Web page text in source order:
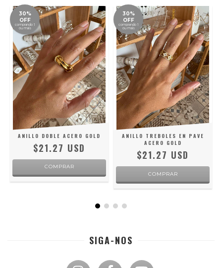
30%
OFF
comprando 1
ou mais
ANILLO DOBLE ACERO GOLD
$21.27 USD
COMPRAR
30%
OFF
comprando 1
ou mais
ANILLO TREBOLES EN PAVE
ACERO GOLD
$21.27 USD
SIGA-NOS